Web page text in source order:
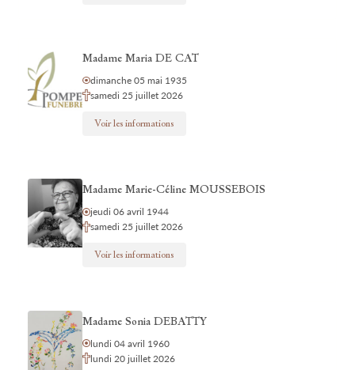
Madame Maria DE CAT
dimanche 05 mai 1935
samedi 25 juillet 2026
Voir les informations
Madame Marie-Céline MOUSSEBOIS
jeudi 06 avril 1944
samedi 25 juillet 2026
Voir les informations
Madame Sonia DEBATTY
lundi 04 avril 1960
lundi 20 juillet 2026